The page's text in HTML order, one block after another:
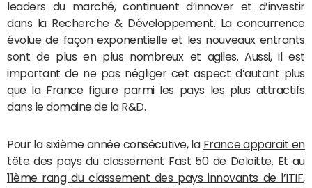
leaders du marché, continuent d’innover et d’investir
dans la Recherche & Développement. La concurrence
évolue de façon exponentielle et les nouveaux entrants
sont de plus en plus nombreux et agiles. Aussi, il est
important de ne pas négliger cet aspect d’autant plus
que la France figure parmi les pays les plus attractifs
dans le domaine de la R&D.
Pour la sixième année consécutive, la France apparait en
tête des pays du classement Fast 50 de Deloitte. Et au
11ème rang du classement des pays innovants de l’ITIF,